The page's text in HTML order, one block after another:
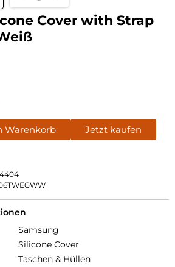
Cover with Strap
Warenkorb Jetzt kaufen
Samsung
Silicone Cover
Taschen & Hüllen